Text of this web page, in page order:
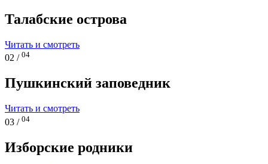
Талабские острова
Читать и смотреть
02 / 04
Пушкинский заповедник
Читать и смотреть
03 / 04
Изборские родники